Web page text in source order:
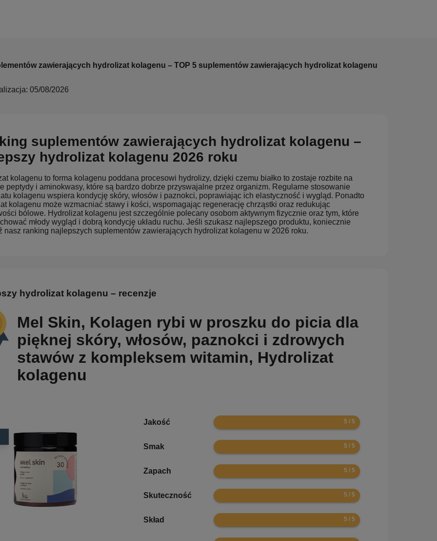
zawierających hydrolizat kolagenu – TOP 5 suplementów zawierających hydrolizat kolagenu
05/08/2026
suplementów zawierających hydrolizat kolagenu –
hydrolizat kolagenu 2026 roku
kolagenu to forma kolagenu poddana procesowi hydrolizy, dzięki czemu białko to zostaje rozbite na
peptydy i aminokwasy, które są bardzo dobrze przyswajalne przez organizm. Regularne stosowanie
kolagenu wspiera kondycję skóry, włosów i paznokci, poprawiając ich elastyczność i wygląd. Ponadto
kolagenu może wzmacniać stawy i kości, wspomagając regenerację chrząstki oraz redukując
bólowe. Hydrolizat kolagenu jest szczególnie polecany osobom aktywnym fizycznie oraz tym, które
młody wygląd i dobrą kondycję układu ruchu. Jeśli szukasz najlepszego produktu, koniecznie
nasz ranking najlepszych suplementów zawierających hydrolizat kolagenu w 2026 roku.
hydrolizat kolagenu – recenzje
Mel Skin, Kolagen rybi w proszku do picia dla
pięknej skóry, włosów, paznokci i zdrowych
stawów z kompleksem witamin, Hydrolizat
kolagenu
Jakość 10
Smak 10
Zapach 10
Skuteczność 10
Skład 10